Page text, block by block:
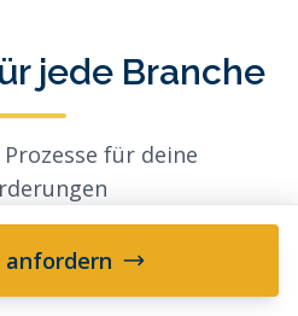
jede Branche
für deine